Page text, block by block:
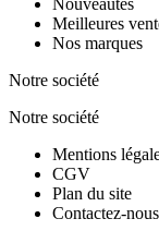
Meilleures
Nos marques
Notre société
Notre société
Mentions
CGV
Plan du site
Contactez-nous